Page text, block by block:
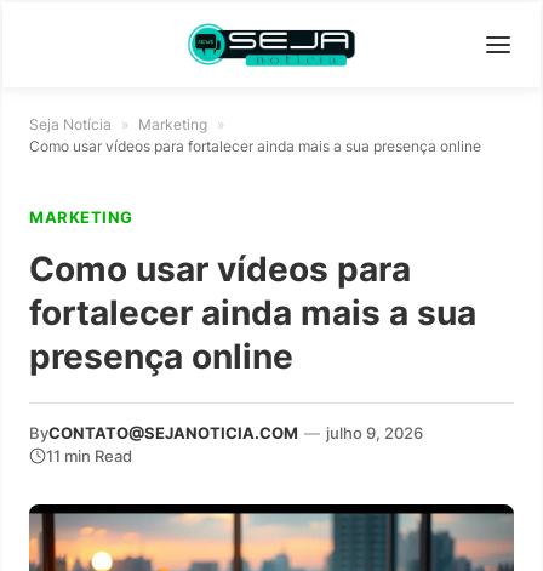
Seja Notícia » Marketing »
Como usar vídeos para fortalecer ainda mais a sua presença online
MARKETING
Como usar vídeos para
fortalecer ainda mais a sua
presença online
ByCONTATO@SEJANOTICIA.COM — julho 9, 2026
11 min Read